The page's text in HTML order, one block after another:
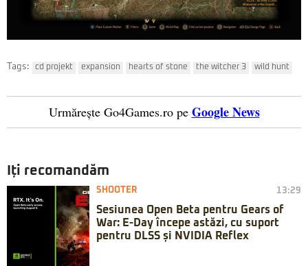
Tags: cd projekt expansion hearts of stone the witcher 3 wild hunt
Urmărește Go4Games.ro pe Google News
Iți recomandăm
SHOOTER 13:29
Sesiunea Open Beta pentru Gears of
War: E-Day începe astăzi, cu suport
pentru DLSS și NVIDIA Reflex